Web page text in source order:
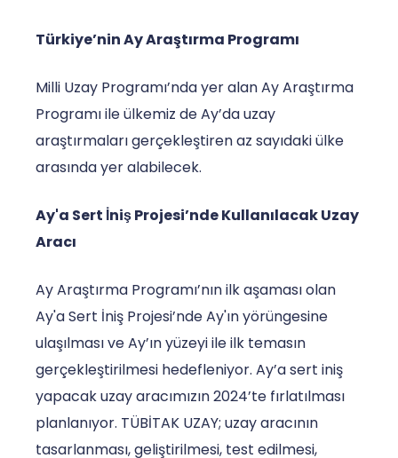
Türkiye’nin Ay Araştırma Programı
Milli Uzay Programı’nda yer alan Ay Araştırma
Programı ile ülkemiz de Ay’da uzay
araştırmaları gerçekleştiren az sayıdaki ülke
arasında yer alabilecek.
Ay'a Sert İniş Projesi’nde Kullanılacak Uzay
Aracı
Ay Araştırma Programı’nın ilk aşaması olan
Ay'a Sert İniş Projesi’nde Ay'ın yörüngesine
ulaşılması ve Ay’ın yüzeyi ile ilk temasın
gerçekleştirilmesi hedefleniyor. Ay’a sert iniş
yapacak uzay aracımızın 2024’te fırlatılması
planlanıyor. TÜBİTAK UZAY; uzay aracının
tasarlanması, geliştirilmesi, test edilmesi,